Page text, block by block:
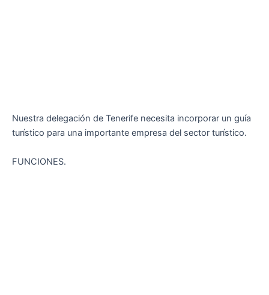
Nuestra delegación de Tenerife necesita incorporar un guía
turístico para una importante empresa del sector turístico.
FUNCIONES.